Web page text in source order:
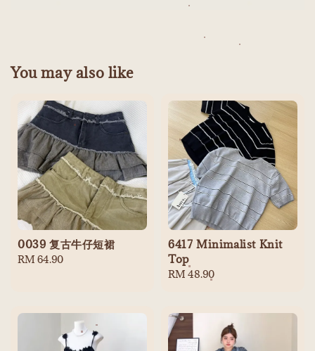
You may also like
0039 复古牛仔短裙
Regular
RM 64.90
6417 Minimalist Knit
Top
Regular
RM 48.90